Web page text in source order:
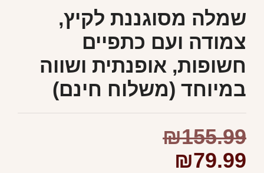
שמלה מסוגננת לקיץ,
צמודה ועם כתפיים
חשופות, אופנתית ושווה
במיוחד (משלוח חינם)
₪155.99
₪79.99